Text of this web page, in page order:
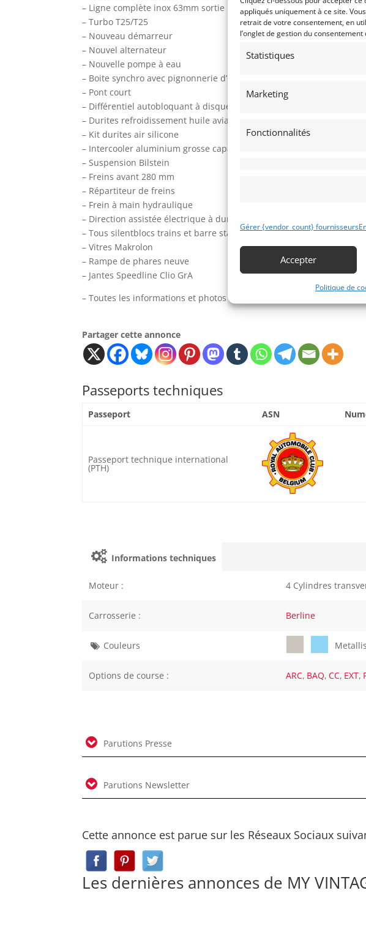
appliqués uniquement à ce site.
retrait de votre consentement, en
l’onglet de gestion du consentement
Statistiques
Marketing
Fonctionnalités
Gérer {vendor_count} fournisseurs
Accepter
Politique de
– Ligne complète inox 63mm sortie latérale
– Turbo T25/T25
– Nouveau démarreur
– Nouvel alternateur
– Nouvelle pompe à eau
– Boite synchro avec pignonnerie d’origine-Nouveaux synchros.
– Pont court
– Différentiel autobloquant à disques révisé
– Durites refroidissement huile aviation
– Kit durites air silicone
– Intercooler aluminium grosse capacité
– Suspension Bilstein
– Freins avant 280 mm
– Répartiteur de freins
– Frein à main hydraulique
– Direction assistée électrique à dureté réglable par potentiomètre
– Tous silentblocs trains et barre stab. Polyflex
– Vitres Makrolon
– Rampe de phares neuve
– Jantes Speedline Clio GrA
– Toutes les informations et photos sur notre site www.myvintage.be
Partager cette annonce
Passeports techniques
Passeport ASN
Passeport technique international
(PTH)
Informations techniques
Moteur : 4 Cylindres
Carrosserie : Berline
Couleurs
Options de course : ARC, BAQ, CC, EXT,
Parutions Presse
Parutions Newsletter
Cette annonce est parue sur les Réseaux Sociaux
Les dernières annonces de MY